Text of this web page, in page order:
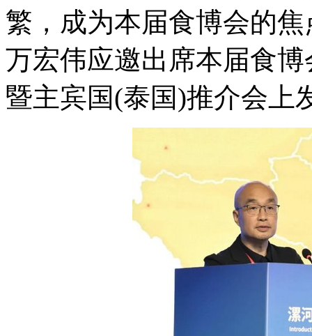
繁，成为本届食博会的
万宏伟应邀出席本届食
暨主宾国(泰国)推介会上